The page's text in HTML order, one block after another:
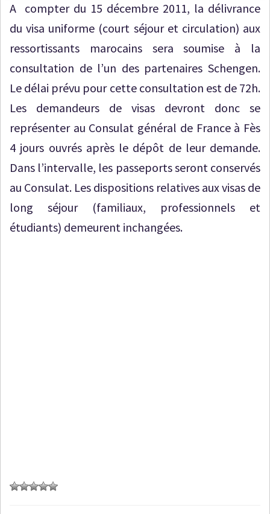
A compter du 15 décembre 2011, la délivrance
du visa uniforme (court séjour et circulation) aux
ressortissants marocains sera soumise à la
consultation de l’un des partenaires Schengen.
Le délai prévu pour cette consultation est de 72h.
Les demandeurs de visas devront donc se
représenter au Consulat général de France à Fès
4 jours ouvrés après le dépôt de leur demande.
Dans l’intervalle, les passeports seront conservés
au Consulat. Les dispositions relatives aux visas de
long séjour (familiaux, professionnels et
étudiants) demeurent inchangées.